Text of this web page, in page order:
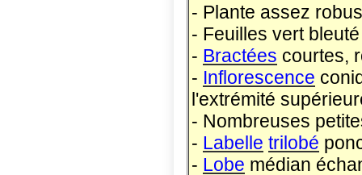
- Plante assez
- Feuilles vert
- Bractées courtes,
- Inflorescence
l'extrémité
- Nombreuses
- Labelle trilobé
- Lobe médian